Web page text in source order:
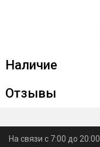
Наличие
Отзывы
На связи с 7:00 до 20:00